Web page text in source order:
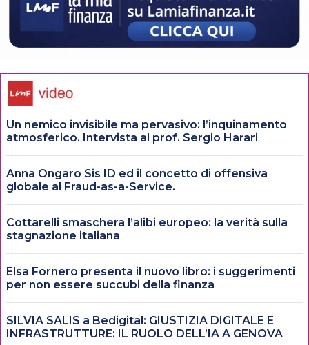
Un nemico invisibile ma pervasivo: l’inquinamento
atmosferico. Intervista al prof. Sergio Harari
Anna Ongaro Sis ID ed il concetto di offensiva
globale al Fraud-as-a-Service.
Cottarelli smaschera l’alibi europeo: la verità sulla
stagnazione italiana
Elsa Fornero presenta il nuovo libro: i suggerimenti
per non essere succubi della finanza
SILVIA SALIS a Bedigital: GIUSTIZIA DIGITALE E
INFRASTRUTTURE: IL RUOLO DELL’IA A GENOVA